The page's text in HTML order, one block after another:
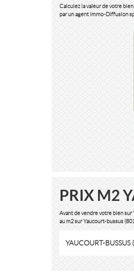
Calculez la valeur de votre
par un agent Immo-Diffusion
PRIX M2
Avant de vendre votre bien
au m2 sur Yaucourt-bussus
YAUCOURT-BUSSUS